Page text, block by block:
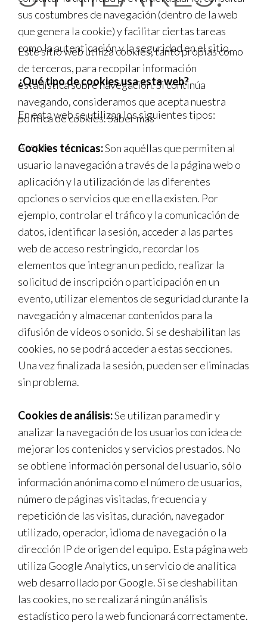
Este sitio web utiliza cookies, tanto propias como
de terceros, para recopilar información
estadística sobre navegación. Si continúa
navegando, consideramos que acepta nuestra
política de cookies.Saber más
Acepto
sus costumbres de navegación (dentro de la web
que genera la cookie) y facilitar ciertas tareas
como la autenticación y la seguridad en el sitio.
¿Qué tipo de cookies usa esta web?
En esta web se utilizan los siguientes tipos:
Cookies técnicas:Son aquéllas que permiten al
usuario la navegación a través de la página web o
aplicación y la utilización de las diferentes
opciones o servicios que en ella existen. Por
ejemplo, controlar el tráfico y la comunicación de
datos, identificar la sesión, acceder a las partes
web de acceso restringido, recordar los
elementos que integran un pedido, realizar la
solicitud de inscripción o participación en un
evento, utilizar elementos de seguridad durante la
navegación y almacenar contenidos para la
difusión de vídeos o sonido. Si se deshabilitan las
cookies, no se podrá acceder a estas secciones.
Una vez finalizada la sesión, pueden ser eliminadas
sin problema.
Cookies de análisis:Se utilizan para medir y
analizar la navegación de los usuarios con idea de
mejorar los contenidos y servicios prestados. No
se obtiene información personal del usuario, sólo
información anónima como el número de usuarios,
número de páginas visitadas, frecuencia y
repetición de las visitas, duración, navegador
utilizado, operador, idioma de navegación o la
dirección IP de origen del equipo. Esta página web
utiliza Google Analytics, un servicio de analítica
web desarrollado por Google. Si se deshabilitan
las cookies, no se realizará ningún análisis
estadístico pero la web funcionará correctamente.